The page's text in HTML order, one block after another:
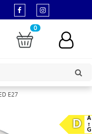
0
E27
D A
G